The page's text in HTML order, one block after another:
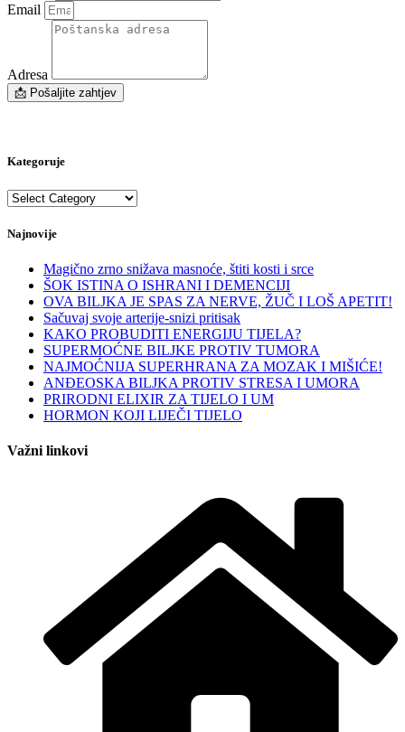
Email
Adresa
📩 Pošaljite zahtjev
Kategoruje
Kategoruje
Najnovije
Magično zrno snižava masnoće, štiti kosti i srce
ŠOK ISTINA O ISHRANI I DEMENCIJI
OVA BILJKA JE SPAS ZA NERVE, ŽUČ I LOŠ APETIT!
Sačuvaj svoje arterije-snizi pritisak
KAKO PROBUDITI ENERGIJU TIJELA?
SUPERMOĆNE BILJKE PROTIV TUMORA
NAJMOĆNIJA SUPERHRANA ZA MOZAK I MIŠIĆE!
ANĐEOSKA BILJKA PROTIV STRESA I UMORA
PRIRODNI ELIXIR ZA TIJELO I UM
HORMON KOJI LIJEČI TIJELO
Važni linkovi